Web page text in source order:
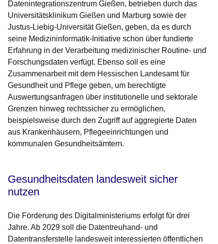
Datenintegrationszentrum Gießen, betrieben durch das
Universitätsklinikum Gießen und Marburg sowie der
Justus-Liebig-Universität Gießen, geben, da es durch
seine Medizininformatik-Initiative schon über fundierte
Erfahrung in der Verarbeitung medizinischer Routine- und
Forschungsdaten verfügt. Ebenso soll es eine
Zusammenarbeit mit dem Hessischen Landesamt für
Gesundheit und Pflege geben, um berechtigte
Auswertungsanfragen über institutionelle und sektorale
Grenzen hinweg rechtssicher zu ermöglichen,
beispielsweise durch den Zugriff auf aggregierte Daten
aus Krankenhäusern, Pflegeeinrichtungen und
kommunalen Gesundheitsämtern.
Gesundheitsdaten landesweit sicher
nutzen
Die Förderung des Digitalministeriums erfolgt für drei
Jahre. Ab 2029 soll die Datentreuhand- und
Datentransferstelle landesweit interessierten öffentlichen